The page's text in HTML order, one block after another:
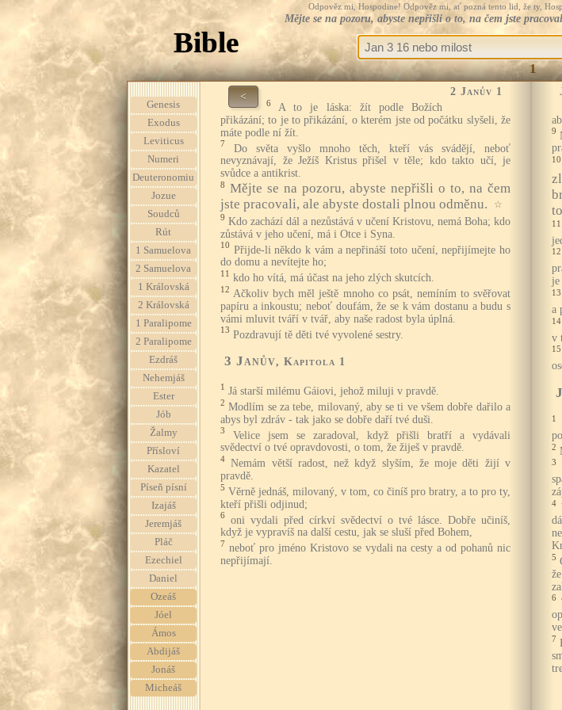
Odpověz mi, Hospodine! Odpověz mi, ať pozná tento lid, že ty,
Mějte se na pozoru, abyste nepřišli o to, na čem jste
Bible
1
Genesis
Exodus
Leviticus
Numeri
Deuteronomiu
Jozue
Soudců
Rút
1 Samuelova
2 Samuelova
1 Královská
2 Královská
1 Paralipome
2 Paralipome
Ezdráš
Nehemjáš
Ester
Jób
Žalmy
Přísloví
Kazatel
Píseň písní
Izajáš
Jeremjáš
Pláč
Ezechiel
Daniel
Ozeáš
Jóel
Ámos
Abdijáš
Jonáš
Micheáš
< 2 Janův 1
6
A to je láska: žít podle Božích
přikázání; to je to přikázání, o kterém jste od počátku slyšeli, že
máte podle ní žít.
7
Do světa vyšlo mnoho těch, kteří vás svádějí, neboť
nevyznávají, že Ježíš Kristus přišel v těle; kdo takto učí, je
svůdce a antikrist.
8 Mějte se na pozoru, abyste nepřišli o to, na čem
jste pracovali, ale abyste dostali plnou odměnu.
☆
9 Kdo zachází dál a nezůstává v učení Kristovu, nemá Boha; kdo
zůstává v jeho učení, má i Otce i Syna.
10 Přijde-li někdo k vám a nepřináší toto učení, nepřijímejte ho
do domu a nevítejte ho;
11 kdo ho vítá, má účast na jeho zlých skutcích.
12 Ačkoliv bych měl ještě mnoho co psát, nemíním to svěřovat
papíru a inkoustu; neboť doufám, že se k vám dostanu a budu s
vámi mluvit tváří v tvář, aby naše radost byla úplná.
13 Pozdravují tě děti tvé vyvolené sestry.
3 Janův, Kapitola 1
1 Já starší milému Gáiovi, jehož miluji v pravdě.
2 Modlím se za tebe, milovaný, aby se ti ve všem dobře dařilo a
abys byl zdráv - tak jako se dobře daří tvé duši.
3
Velice jsem se zaradoval, když přišli bratří a vydávali
svědectví o tvé opravdovosti, o tom, že žiješ v pravdě.
4
Nemám větší radost, než když slyším, že moje děti žijí v
pravdě.
5 Věrně jednáš, milovaný, v tom, co činíš pro bratry, a to pro ty,
kteří přišli odjinud;
6
oni vydali před církví svědectví o tvé lásce. Dobře učiníš,
když je vypravíš na další cestu, jak se sluší před Bohem,
7 neboť pro jméno Kristovo se vydali na cesty a od pohanů nic
nepřijímají.
9
10
11
12
je
13
a
14
v
15
1
2
3
4
5
6
7